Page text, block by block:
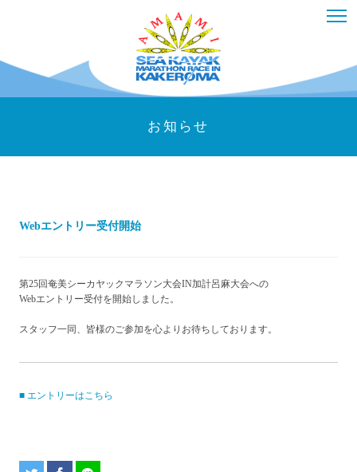
お知らせ
Webエントリー受付開始
第25回奄美シーカヤックマラソン大会IN加計呂麻大会への
Webエントリー受付を開始しました。
スタッフ一同、皆様のご参加を心よりお待ちしております。
■ エントリーはこちら